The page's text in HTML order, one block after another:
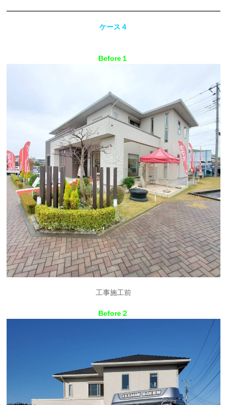
ケース４
Before１
工事施工前
Before２